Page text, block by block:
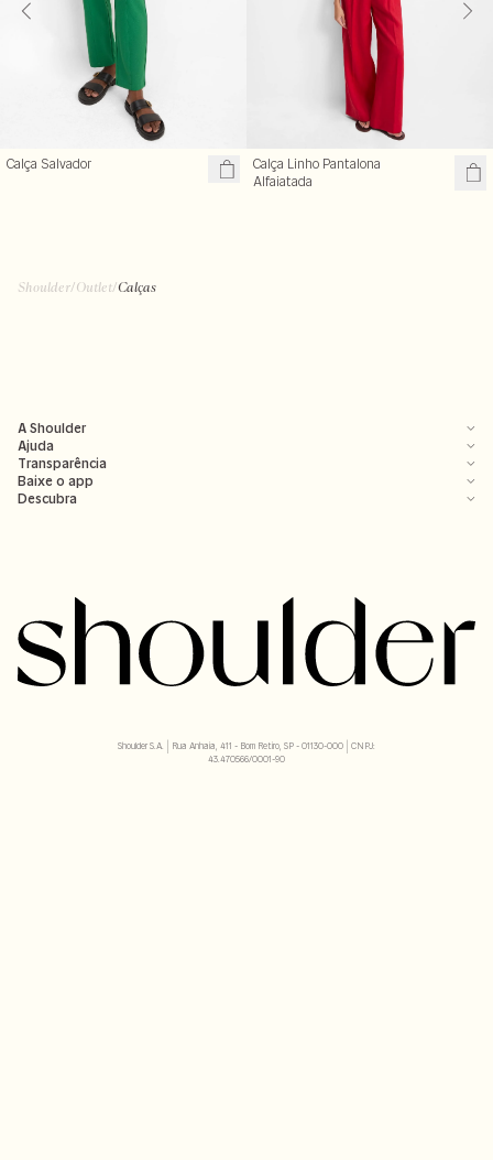
Calça Salvador
Calça Linho Pantalona
Alfaiatada
Shoulder/Outlet/Calças
A Shoulder
Ajuda
Transparência
Baixe o app
Descubra
Shoulder S.A. | Rua Anhaia, 411 - Bom Retiro, SP - 01130-000 | CNPJ:
43.470566/0001-90